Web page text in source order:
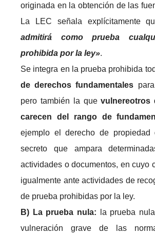
originada en la obtención de las
La LEC señala explícitamente
admitirá como prueba
prohibida por la ley».
Se integra en la prueba prohibida
de derechos fundamentales
pero también la quevulnereotros
carecen del rango de
ejemplo el derecho de
secreto que ampara
actividades o documentos, en cuyo
igualmente ante actividades de
de prueba prohibidas por la ley.
B) La prueba nula:
la prueba
vulneración grave de las